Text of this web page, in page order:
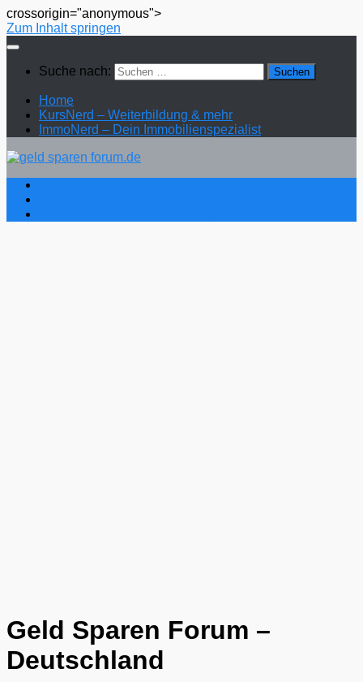
crossorigin="anonymous">
Zum Inhalt springen
Suche nach:
Home
KursNerd – Weiterbildung & mehr
ImmoNerd – Dein Immobilienspezialist
Geld Sparen Forum –
Deutschland